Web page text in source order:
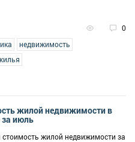
0
недвижимость
жилой недвижимости в
за июль
стоимость жилой недвижимости за